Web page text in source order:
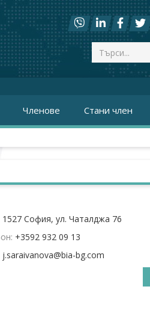
Членове Стани член
1527 София, ул. Чаталджа 76
+3592 932 09 13